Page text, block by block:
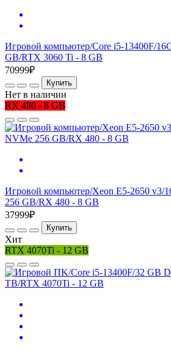
Игровой компьютер/Core i5-13400F/
GB/RTX 3060 Ti - 8 GB
70999₽
Купить
Нет в наличии
RX 480 - 8 GB
Игровой компьютер/Xeon E5-2650 v3/
256 GB/RX 480 - 8 GB
37999₽
Купить
Хит
RTX 4070Ti - 12 GB